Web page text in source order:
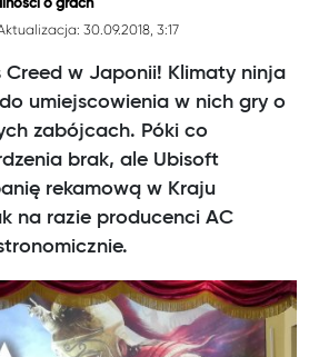
o grach
30.09.2018, 3:17
Creed w Japonii! Klimaty ninja
umiejscowienia w nich gry o
zabójcach. Póki co
brak, ale Ubisoft
rekamową w Kraju
na razie producenci AC